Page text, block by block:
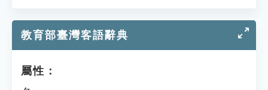
教育部臺灣客語辭典
屬性：